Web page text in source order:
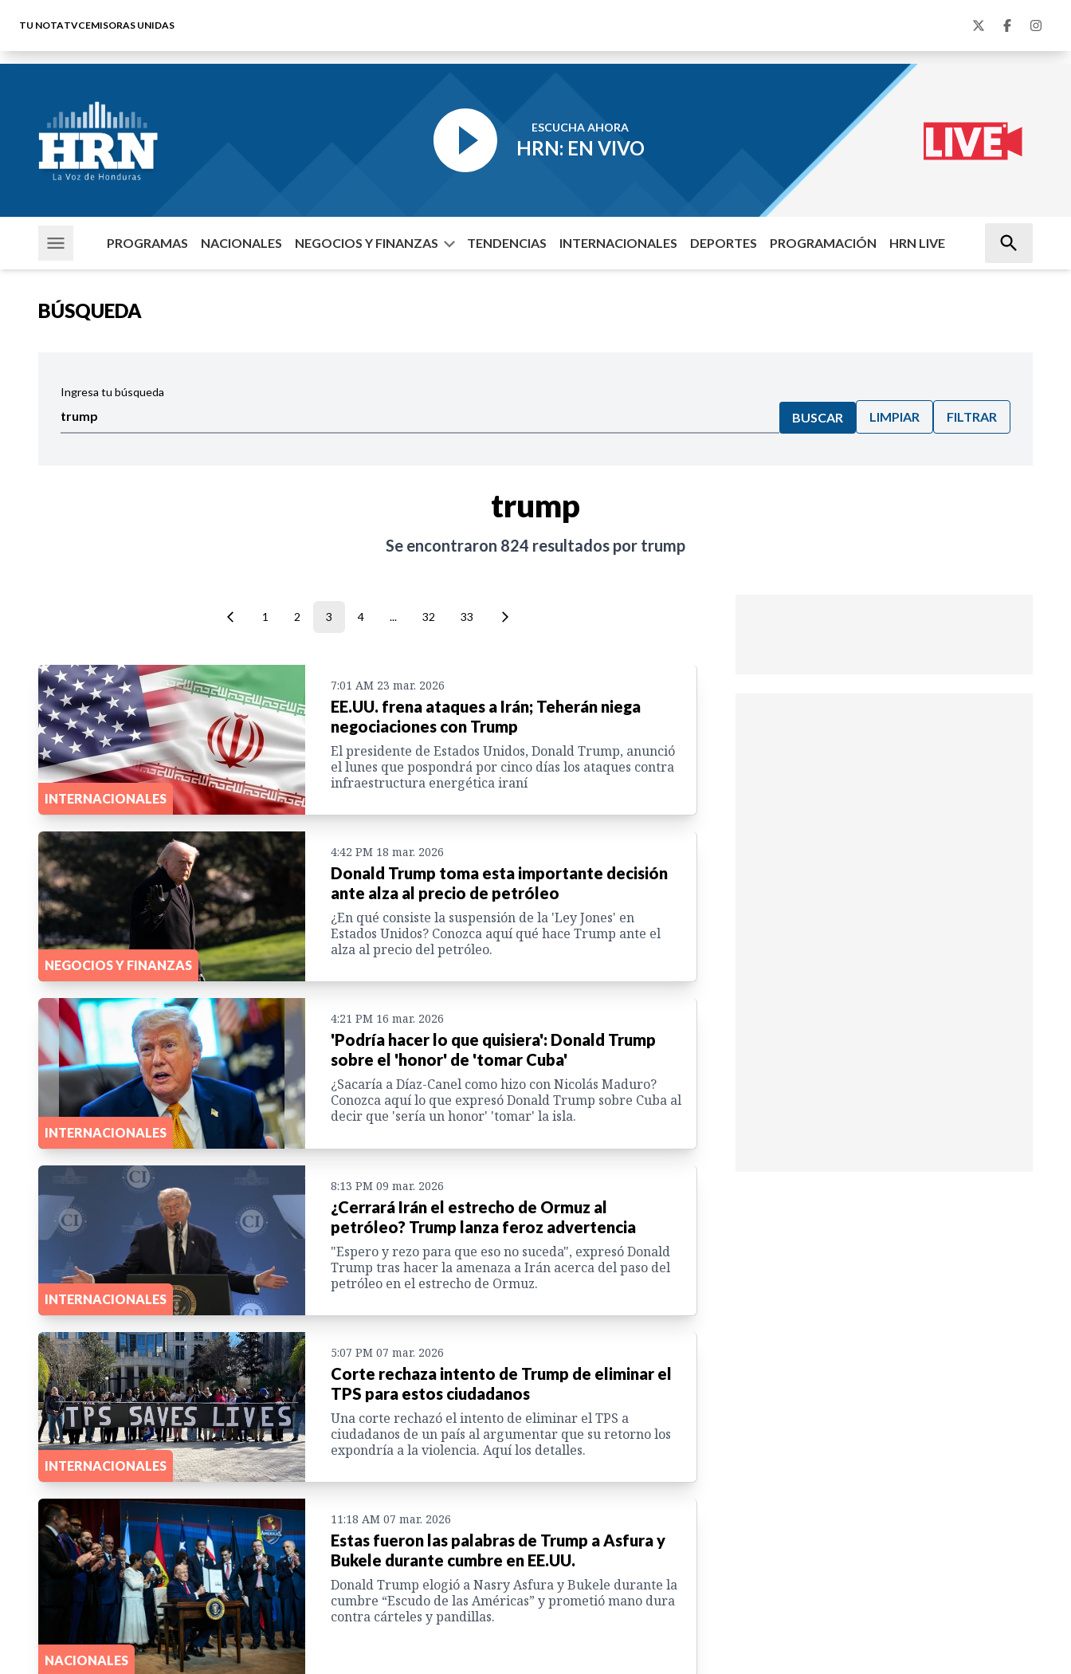
TU NOTATVCEMISORAS UNIDAS
ESCUCHA AHORA
HRN: EN VIVO
PROGRAMAS NACIONALES NEGOCIOS Y FINANZAS TENDENCIAS INTERNACIONALES DEPORTES PROGRAMACIÓN HRN LIVE
BÚSQUEDA
Ingresa tu búsqueda
BUSCAR LIMPIAR FILTRAR
trump
Se encontraron 824 resultados por trump
1 2 3 4 ... 32 33
INTERNACIONALES
7:01 AM 23 mar. 2026
EE.UU. frena ataques a Irán; Teherán niega
negociaciones con Trump
El presidente de Estados Unidos, Donald Trump, anunció
el lunes que pospondrá por cinco días los ataques contra
infraestructura energética iraní
NEGOCIOS Y FINANZAS
4:42 PM 18 mar. 2026
Donald Trump toma esta importante decisión
ante alza al precio de petróleo
¿En qué consiste la suspensión de la 'Ley Jones' en
Estados Unidos? Conozca aquí qué hace Trump ante el
alza al precio del petróleo.
INTERNACIONALES
4:21 PM 16 mar. 2026
'Podría hacer lo que quisiera': Donald Trump
sobre el 'honor' de 'tomar Cuba'
¿Sacaría a Díaz-Canel como hizo con Nicolás Maduro?
Conozca aquí lo que expresó Donald Trump sobre Cuba al
decir que 'sería un honor' 'tomar' la isla.
INTERNACIONALES
8:13 PM 09 mar. 2026
¿Cerrará Irán el estrecho de Ormuz al
petróleo? Trump lanza feroz advertencia
"Espero y rezo para que eso no suceda", expresó Donald
Trump tras hacer la amenaza a Irán acerca del paso del
petróleo en el estrecho de Ormuz.
INTERNACIONALES
5:07 PM 07 mar. 2026
Corte rechaza intento de Trump de eliminar el
TPS para estos ciudadanos
Una corte rechazó el intento de eliminar el TPS a
ciudadanos de un país al argumentar que su retorno los
expondría a la violencia. Aquí los detalles.
NACIONALES
11:18 AM 07 mar. 2026
Estas fueron las palabras de Trump a Asfura y
Bukele durante cumbre en EE.UU.
Donald Trump elogió a Nasry Asfura y Bukele durante la
cumbre “Escudo de las Américas” y prometió mano dura
contra cárteles y pandillas.